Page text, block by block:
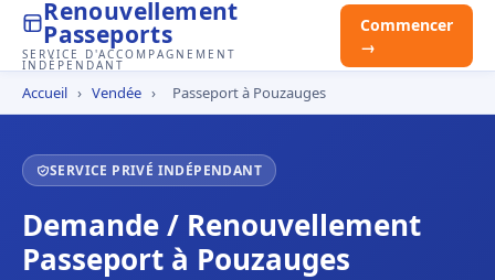
Renouvellement
Passeports
SERVICE D'ACCOMPAGNEMENT
INDÉPENDANT
Commencer
→
Accueil › Vendée › Passeport à Pouzauges
SERVICE PRIVÉ INDÉPENDANT
Demande / Renouvellement
Passeport à Pouzauges